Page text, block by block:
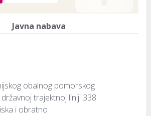
Javna nabava
obalnog pomorskog
trajektnoj liniji 338
i obratno